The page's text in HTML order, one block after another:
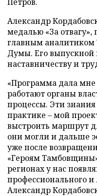
Александр
медалью «За отвагу»,
главным аналитиком
Думы. Его выпускной
наставничеству и
«Программа дала
работают органы
процессы. Эти
практике – мой
выстроить маршрут
они могли и дальше
уже после
«Героям
регионах у нас
профессионального и
Александр